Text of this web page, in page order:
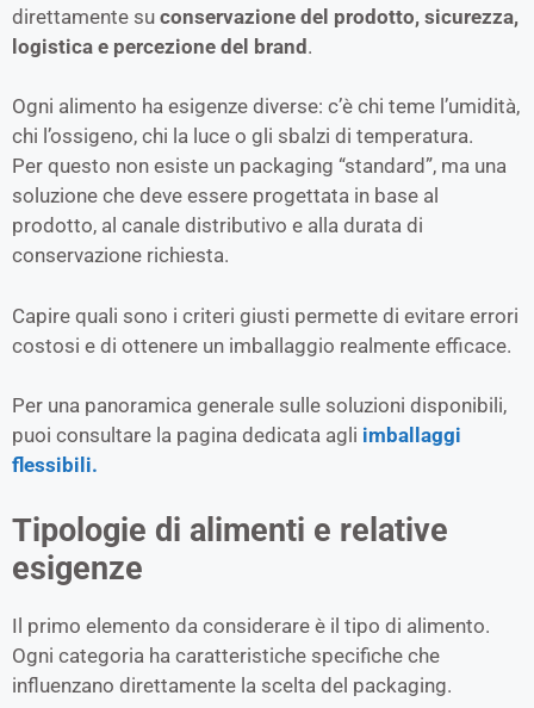
direttamente su conservazione del prodotto, sicurezza,
logistica e percezione del brand.
Ogni alimento ha esigenze diverse: c’è chi teme l’umidità,
chi l’ossigeno, chi la luce o gli sbalzi di temperatura.
Per questo non esiste un packaging “standard”, ma una
soluzione che deve essere progettata in base al
prodotto, al canale distributivo e alla durata di
conservazione richiesta.
Capire quali sono i criteri giusti permette di evitare errori
costosi e di ottenere un imballaggio realmente efficace.
Per una panoramica generale sulle soluzioni disponibili,
puoi consultare la pagina dedicata agli imballaggi
flessibili.
Tipologie di alimenti e relative
esigenze
Il primo elemento da considerare è il tipo di alimento.
Ogni categoria ha caratteristiche specifiche che
influenzano direttamente la scelta del packaging.